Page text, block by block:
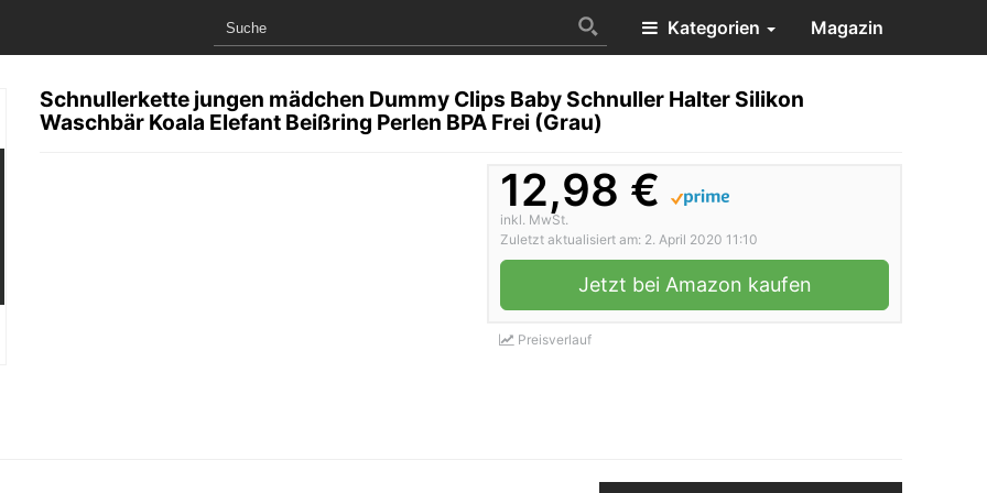
Kategorien Magazin
Schnullerkette jungen mädchen Dummy Clips Baby Schnuller Halter Silikon
Waschbär Koala Elefant Beißring Perlen BPA Frei (Grau)
12,98 €
inkl. MwSt.
Zuletzt aktualisiert am: 2. April 2020 11:10
Jetzt bei Amazon kaufen
Preisverlauf